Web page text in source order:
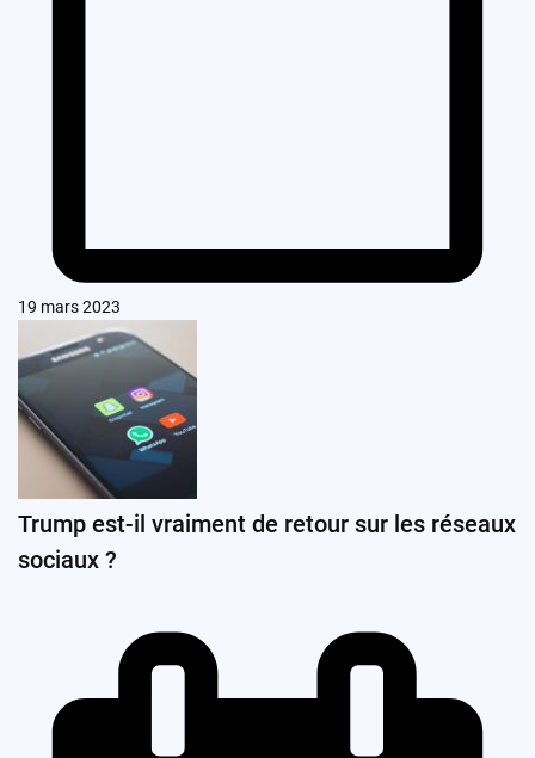
19 mars 2023
Trump est-il vraiment de retour sur les réseaux
sociaux ?